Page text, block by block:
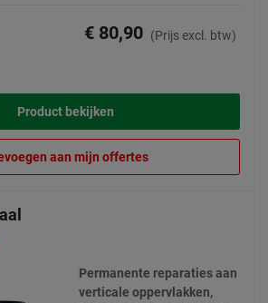
€ 80,90 (Prijs excl. btw)
Product bekijken
aan mijn offertes
Permanente reparaties aan
verticale oppervlakken,